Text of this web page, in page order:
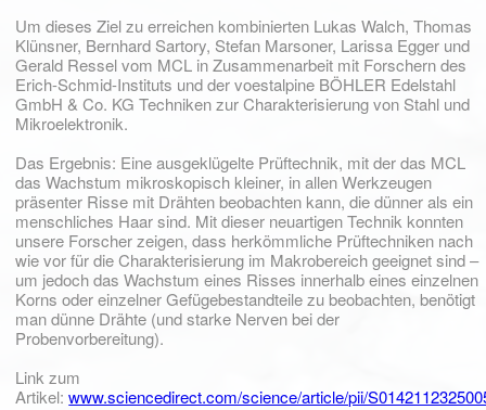
Um dieses Ziel zu erreichen kombinierten Lukas Walch, Thomas
Klünsner, Bernhard Sartory, Stefan Marsoner, Larissa Egger und
Gerald Ressel vom MCL in Zusammenarbeit mit Forschern des
Erich-Schmid-Instituts und der voestalpine BÖHLER Edelstahl
GmbH & Co. KG Techniken zur Charakterisierung von Stahl und
Mikroelektronik.
Das Ergebnis: Eine ausgeklügelte Prüftechnik, mit der das MCL
das Wachstum mikroskopisch kleiner, in allen Werkzeugen
präsenter Risse mit Drähten beobachten kann, die dünner als ein
menschliches Haar sind. Mit dieser neuartigen Technik konnten
unsere Forscher zeigen, dass herkömmliche Prüftechniken nach
wie vor für die Charakterisierung im Makrobereich geeignet sind –
um jedoch das Wachstum eines Risses innerhalb eines einzelnen
Korns oder einzelner Gefügebestandteile zu beobachten, benötigt
man dünne Drähte (und starke Nerven bei der
Probenvorbereitung).
Link zum
Artikel:www.sciencedirect.com/science/article/pii/